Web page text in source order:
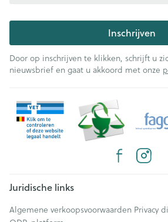
Inschrijven
Door op inschrijven te klikken, schrijft u
nieuwsbrief en gaat u akkoord met onze
Juridische links
Algemene verkoopsvoorwaarden Privacy